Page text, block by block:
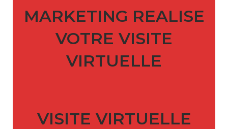
MARKETING REALISE
VOTRE VISITE
VIRTUELLE
VISITE VIRTUELLE